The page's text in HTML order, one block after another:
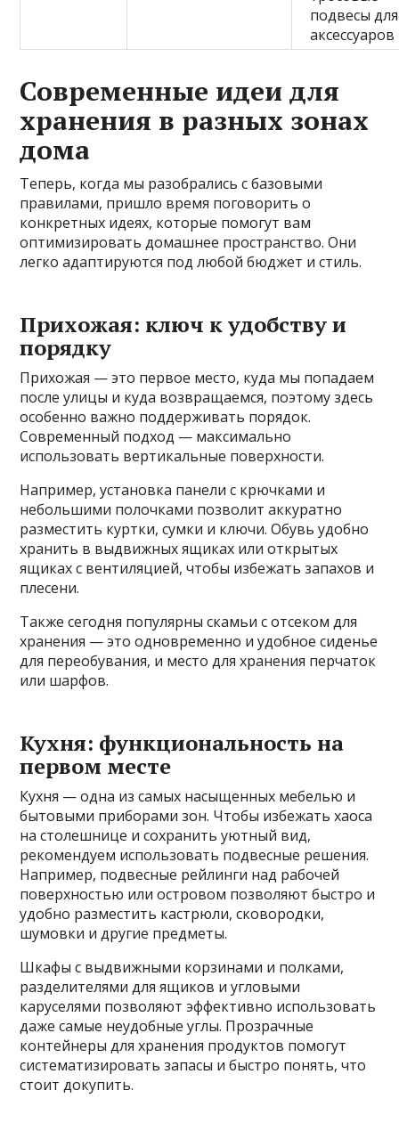
подвесы для
аксессуаров
Современные идеи для
хранения в разных зонах
дома
Теперь, когда мы разобрались с базовыми
правилами, пришло время поговорить о
конкретных идеях, которые помогут вам
оптимизировать домашнее пространство. Они
легко адаптируются под любой бюджет и стиль.
Прихожая: ключ к удобству и
порядку
Прихожая — это первое место, куда мы попадаем
после улицы и куда возвращаемся, поэтому здесь
особенно важно поддерживать порядок.
Современный подход — максимально
использовать вертикальные поверхности.
Например, установка панели с крючками и
небольшими полочками позволит аккуратно
разместить куртки, сумки и ключи. Обувь удобно
хранить в выдвижных ящиках или открытых
ящиках с вентиляцией, чтобы избежать запахов и
плесени.
Также сегодня популярны скамьи с отсеком для
хранения — это одновременно и удобное сиденье
для переобувания, и место для хранения перчаток
или шарфов.
Кухня: функциональность на
первом месте
Кухня — одна из самых насыщенных мебелью и
бытовыми приборами зон. Чтобы избежать хаоса
на столешнице и сохранить уютный вид,
рекомендуем использовать подвесные решения.
Например, подвесные рейлинги над рабочей
поверхностью или островом позволяют быстро и
удобно разместить кастрюли, сковородки,
шумовки и другие предметы.
Шкафы с выдвижными корзинами и полками,
разделителями для ящиков и угловыми
каруселями позволяют эффективно использовать
даже самые неудобные углы. Прозрачные
контейнеры для хранения продуктов помогут
систематизировать запасы и быстро понять, что
стоит докупить.